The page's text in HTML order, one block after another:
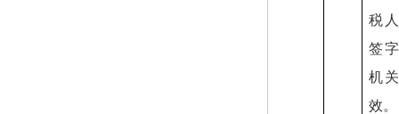
税
签
机
效。